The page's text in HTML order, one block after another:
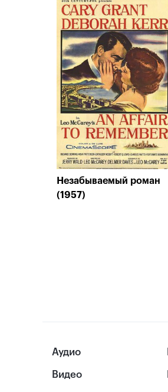
Незабываемый роман
(1957)
Аудио
Видео